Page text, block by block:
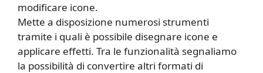
modificare icone.
Mette a disposizione numerosi strumenti
tramite i quali è possibile disegnare icone e
applicare effetti. Tra le funzionalità segnaliamo
la possibilità di convertire altri formati di